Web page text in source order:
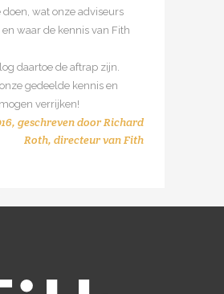
doen, wat onze adviseurs
waar de kennis van Fith
daartoe de aftrap zijn.
gedeelde kennis en
verrijken!
geschreven doorRichard
Roth, directeur van Fith